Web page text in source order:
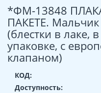
*ФМ-13848
ПАКЕТЕ. Мальчик
(блестки в лаке,
упаковке, с
клапаном)
КОД:
Доступность: